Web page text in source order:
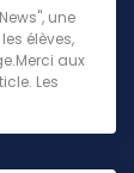
une
élèves,
aux
Les